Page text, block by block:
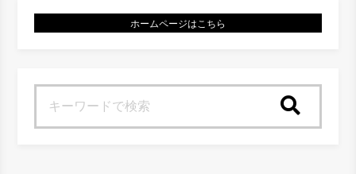
ホームページはこちら